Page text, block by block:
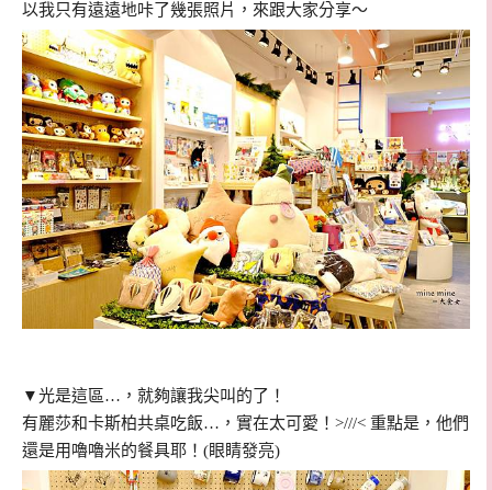
以我只有遠遠地咔了幾張照片，來跟大家分享～
▼光是這區…，就夠讓我尖叫的了！
有麗莎和卡斯柏共桌吃飯…，實在太可愛！>///< 重點是，他們
還是用嚕嚕米的餐具耶！(眼睛發亮)